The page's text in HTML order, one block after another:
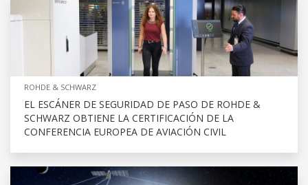
ROHDE & SCHWARZ
EL ESCÁNER DE SEGURIDAD DE PASO DE ROHDE &
SCHWARZ OBTIENE LA CERTIFICACIÓN DE LA
CONFERENCIA EUROPEA DE AVIACIÓN CIVIL